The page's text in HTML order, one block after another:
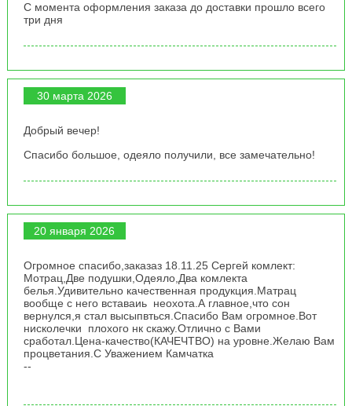
С момента оформления заказа до доставки прошло всего
три дня
30 марта 2026
Добрый вечер!
Спасибо большое, одеяло получили, все замечательно!
20 января 2026
Огромное спасибо,заказаз 18.11.25 Сергей комлект:
Мотрац,Две подушки,Одеяло,Два комлекта
белья.Удивительно качественная продукция.Матрац
вообще с него вставаиь неохота.А главное,что сон
вернулся,я стал высыпвться.Спасибо Вам огромное.Вот
нисколечки плохого нк скажу.Отлично с Вами
сработал.Цена-качество(КАЧЕЧТВО) на уровне.Желаю Вам
процветания.С Уважением Камчатка
--